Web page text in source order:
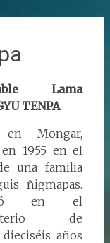
Lama
TENPA
en Mongar,
en 1955 en el
una familia
ñigmapas.
en el
de
años